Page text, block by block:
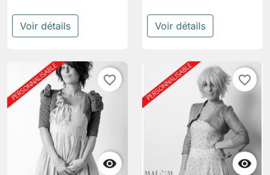
Voir détails Voir détails

favorite_border

favorite_border